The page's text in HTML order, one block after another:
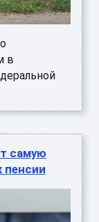
в
самую
пенсии